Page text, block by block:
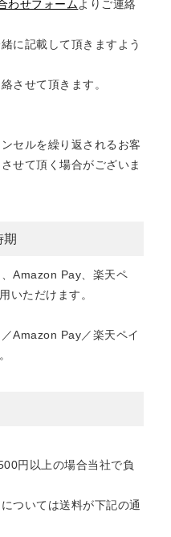
わせフォームよりご連絡
に記載して頂きますよう
させて頂きます。
セルを繰り返されるお客
せて頂く場合がございま
Amazon Pay、楽天ペ
いただけます。
Amazon Pay／楽天ペイ
円以上の場合当社で負
ついては送料が下記の通